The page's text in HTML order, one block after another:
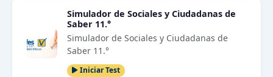
Simulador de Sociales y Ciudadanas de
Saber 11.°
Simulador de Sociales y Ciudadanas de
Saber 11.°
Iniciar Test